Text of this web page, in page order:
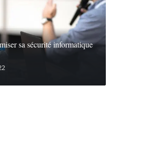
sa sécurité informatique